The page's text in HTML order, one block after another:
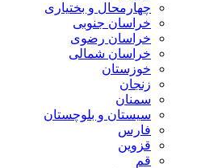
چهارمحال و بختیاری
خراسان جنوبی
خراسان رضوی
خراسان شمالی
خوزستان
زنجان
سمنان
سیستان و بلوچستان
فارس
قزوین
قم